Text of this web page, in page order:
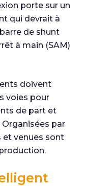
porte sur un
qui devrait à
de shunt
à main (SAM)
doivent
voies pour
de part et
Organisées par
et venues sont